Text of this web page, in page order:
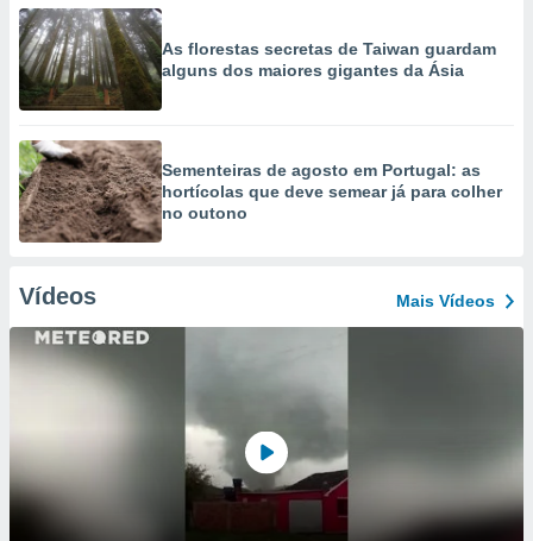
As florestas secretas de Taiwan guardam
alguns dos maiores gigantes da Ásia
Sementeiras de agosto em Portugal: as
hortícolas que deve semear já para colher
no outono
Vídeos Mais Vídeos